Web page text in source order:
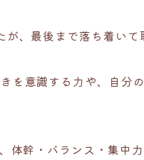
が、最後まで落ち着い
を意識する力や、自分
体幹・バランス・集中力